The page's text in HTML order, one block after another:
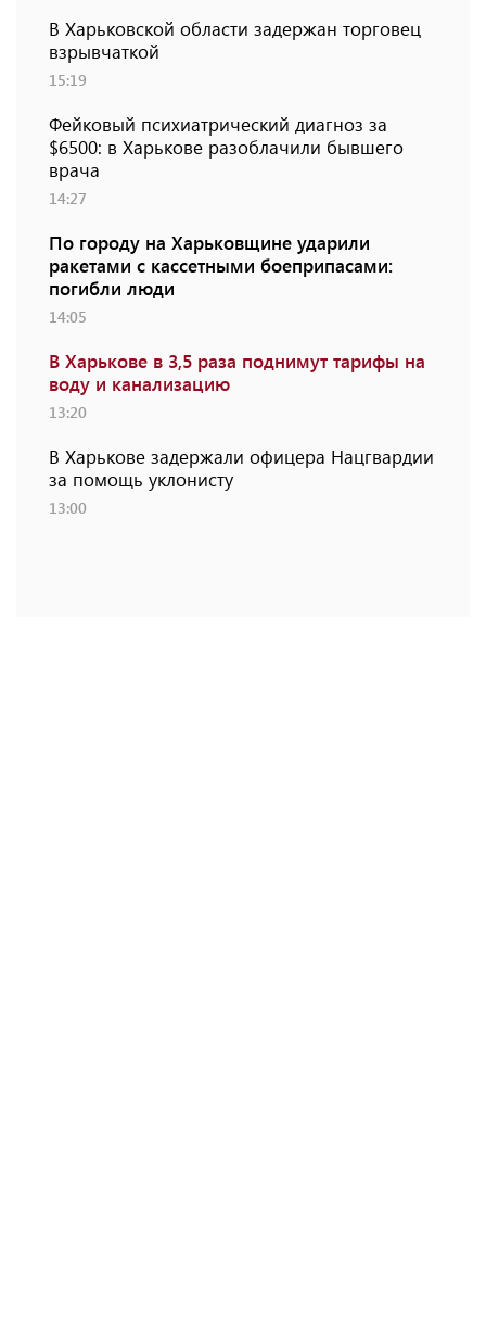
В Харьковской области задержан торговец
взрывчаткой
15:19
Фейковый психиатрический диагноз за
$6500: в Харькове разоблачили бывшего
врача
14:27
По городу на Харьковщине ударили
ракетами с кассетными боеприпасами:
погибли люди
14:05
В Харькове в 3,5 раза поднимут тарифы на
воду и канализацию
13:20
В Харькове задержали офицера Нацгвардии
за помощь уклонисту
13:00